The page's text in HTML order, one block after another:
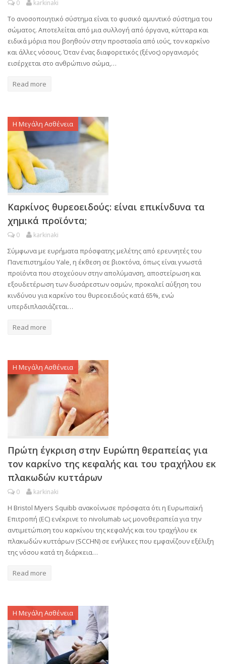
0 karkinaki
Το ανοσοποιητικό σύστημα είναι το φυσικό αμυντικό σύστημα του
σώματος. Αποτελείται από μια συλλογή από όργανα, κύτταρα και
ειδικά μόρια που βοηθούν στην προστασία από ιούς, τον καρκίνο
και άλλες νόσους. Όταν ένας διαφορετικός (ξένος) οργανισμός
εισέρχεται στο ανθρώπινο σώμα,…
Read more
Η Μεγάλη Ασθένεια
Καρκίνος θυρεοειδούς: είναι επικίνδυνα τα
χημικά προϊόντα;
0 karkinaki
Σύμφωνα με ευρήματα πρόσφατης μελέτης από ερευνητές του
Πανεπιστημίου Yale, η έκθεση σε βιοκτόνα, όπως είναι γνωστά
προϊόντα που στοχεύουν στην απολύμανση, αποστείρωση και
εξουδετέρωση των δυσάρεστων οσμών, προκαλεί αύξηση του
κινδύνου για καρκίνο του θυρεοειδούς κατά 65%, ενώ
υπερδιπλασιάζεται…
Read more
Η Μεγάλη Ασθένεια
Πρώτη έγκριση στην Ευρώπη θεραπείας για
τον καρκίνο της κεφαλής και του τραχήλου εκ
πλακωδών κυττάρων
0 karkinaki
Η Bristol Myers Squibb ανακοίνωσε πρόσφατα ότι η Ευρωπαϊκή
Επιτροπή (EC) ενέκρινε το nivolumab ως μονοθεραπεία για την
αντιμετώπιση του καρκίνου της κεφαλής και του τραχήλου εκ
πλακωδών κυττάρων (SCCHN) σε ενήλικες που εμφανίζουν εξέλιξη
της νόσου κατά τη διάρκεια…
Read more
Η Μεγάλη Ασθένεια